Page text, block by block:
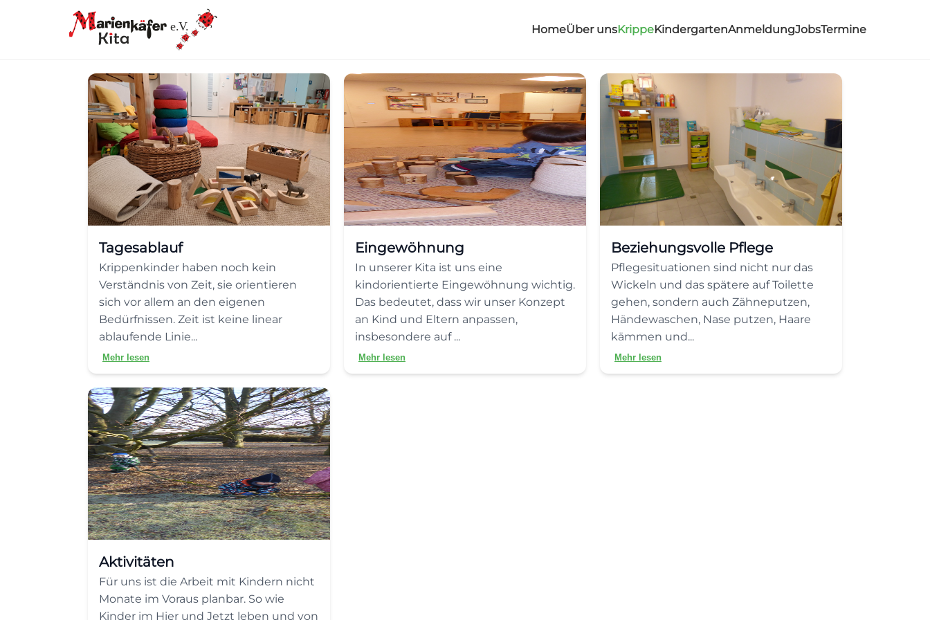
e.V. HomeÜber unsKrippeKindergartenAnmeldungJobsTermine
Tagesablauf
Krippenkinder haben noch kein
Verständnis von Zeit, sie orientieren
sich vor allem an den eigenen
Bedürfnissen. Zeit ist keine linear
ablaufende Linie...
Mehr lesen
Eingewöhnung
In unserer Kita ist uns eine
kindorientierte Eingewöhnung wichtig.
Das bedeutet, dass wir unser Konzept
an Kind und Eltern anpassen,
insbesondere auf ...
Mehr lesen
Beziehungsvolle Pflege
Pflegesituationen sind nicht nur das
Wickeln und das spätere auf Toilette
gehen, sondern auch Zähneputzen,
Händewaschen, Nase putzen, Haare
kämmen und...
Mehr lesen
Aktivitäten
Für uns ist die Arbeit mit Kindern nicht
Monate im Voraus planbar. So wie
Kinder im Hier und Jetzt leben und von